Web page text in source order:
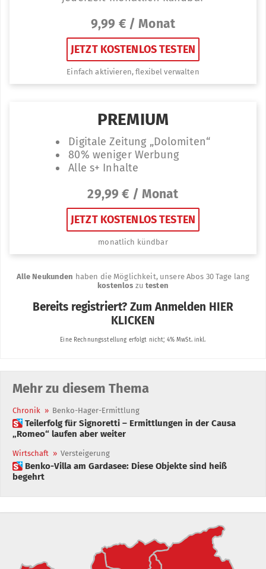
Mehr zu diesem Thema
Chronik » Benko-Hager-Ermittlung
 Teilerfolg für Signoretti – Ermittlungen in der Causa
„Romeo“ laufen aber weiter
Wirtschaft » Versteigerung
 Benko-Villa am Gardasee: Diese Objekte sind heiß
begehrt